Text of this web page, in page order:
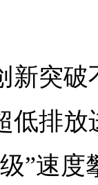
新突
低排
”速度